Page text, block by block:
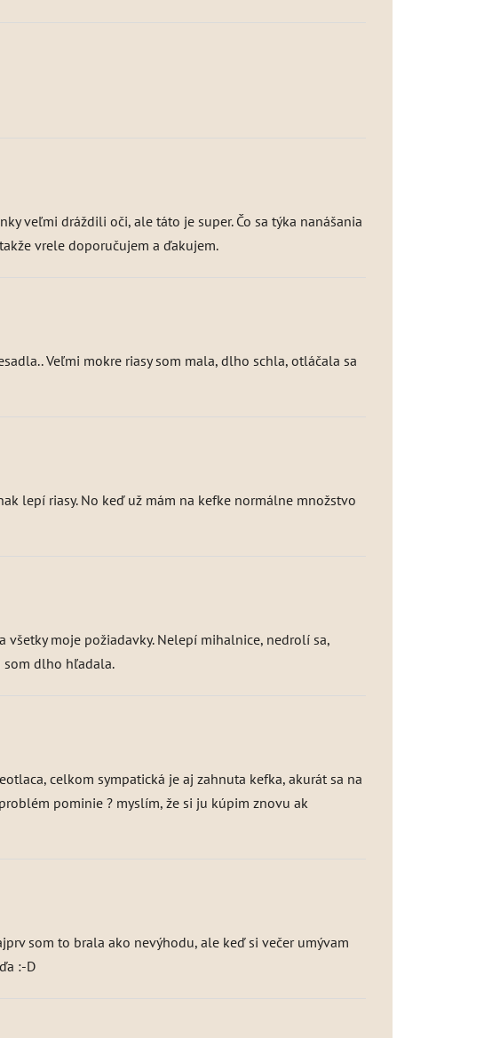
veľmi dráždili oči, ale táto je super. Čo sa týka nanášania
vrele doporučujem a ďakujem.
Veľmi mokre riasy som mala, dlho schla, otláčala sa
lepí riasy. No keď už mám na kefke normálne množstvo
moje požiadavky. Nelepí mihalnice, nedrolí sa,
som dlho hľadala.
celkom sympatická je aj zahnuta kefka, akurát sa na
pominie ? myslím, že si ju kúpim znovu ak
som to brala ako nevýhodu, ale keď si večer umývam
:-D